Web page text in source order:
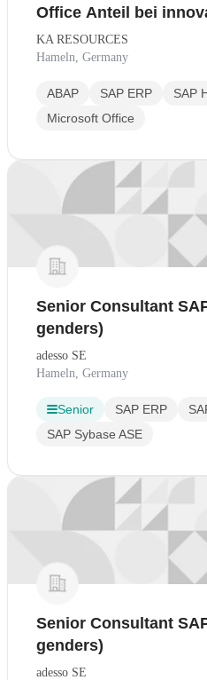
Office Anteil bei
Industrieunternehmen
KA RESOURCES
Hameln, Germany
ABAP SAP ERP SAP
Microsoft Office
Senior Consultant
genders)
adesso SE
Hameln, Germany
Senior SAP ERP
SAP Sybase ASE
Senior Consultant
genders)
adesso SE